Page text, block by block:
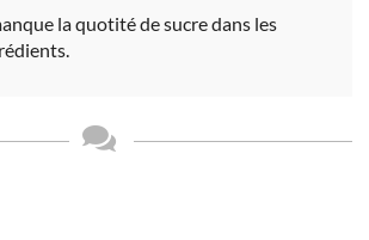
la quotité de sucre dans les